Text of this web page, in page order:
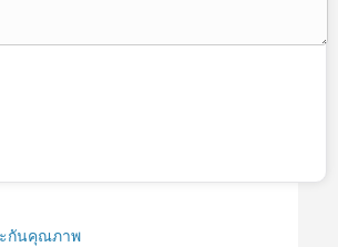
ะกันคุณภาพ